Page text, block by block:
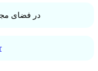
در فضای